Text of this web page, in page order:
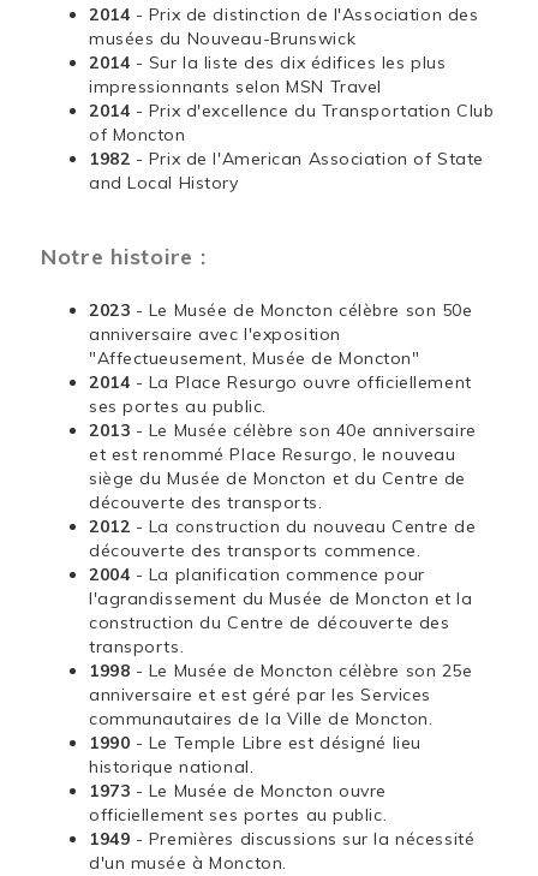
2014 - Prix de distinction de l'Association des
musées du Nouveau-Brunswick
2014 - Sur la liste des dix édifices les plus
impressionnants selon MSN Travel
2014 - Prix d'excellence du Transportation Club
of Moncton
1982 - Prix de l'American Association of State
and Local History
Notre histoire :
2023 - Le Musée de Moncton célèbre son 50e
anniversaire avec l'exposition
"Affectueusement, Musée de Moncton"
2014 - La Place Resurgo ouvre officiellement
ses portes au public.
2013 - Le Musée célèbre son 40e anniversaire
et est renommé Place Resurgo, le nouveau
siège du Musée de Moncton et du Centre de
découverte des transports.
2012 - La construction du nouveau Centre de
découverte des transports commence.
2004 - La planification commence pour
l'agrandissement du Musée de Moncton et la
construction du Centre de découverte des
transports.
1998 - Le Musée de Moncton célèbre son 25e
anniversaire et est géré par les Services
communautaires de la Ville de Moncton.
1990 - Le Temple Libre est désigné lieu
historique national.
1973 - Le Musée de Moncton ouvre
officiellement ses portes au public.
1949 - Premières discussions sur la nécessité
d'un musée à Moncton.